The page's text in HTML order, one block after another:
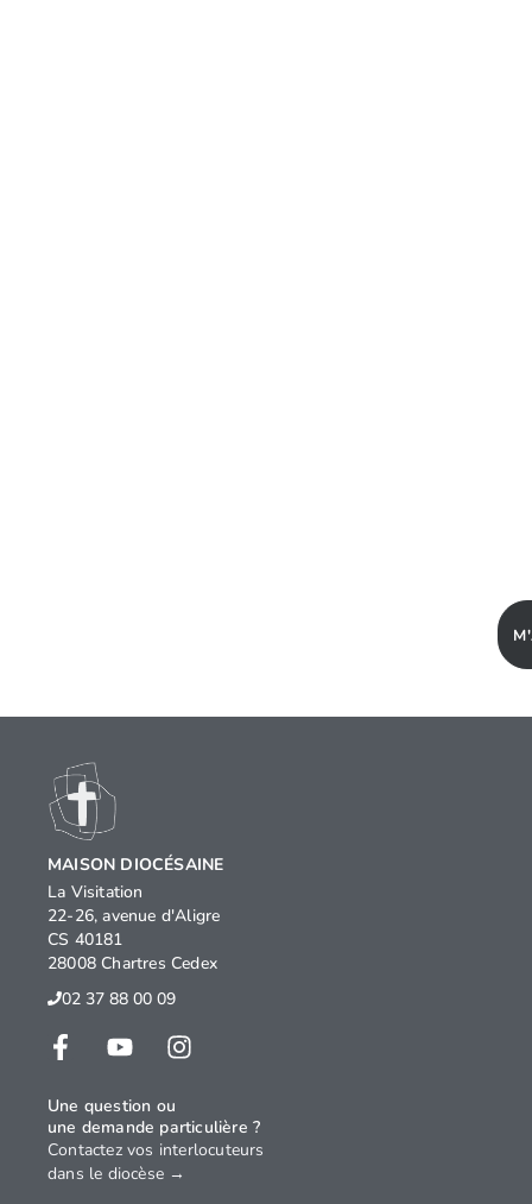
MAISON DIOCÉSAINE
La Visitation
22-26, avenue d'Aligre
CS 40181
28008 Chartres Cedex
02 37 88 00 09
Une question ou
une demande particulière ?
Contactez vos interlocuteurs
dans le diocèse →